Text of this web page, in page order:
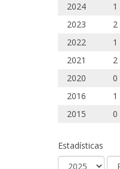
2024
1
2023
2
2022
1
2021
2
2020
0
2016
1
2015
0
Estadísticas